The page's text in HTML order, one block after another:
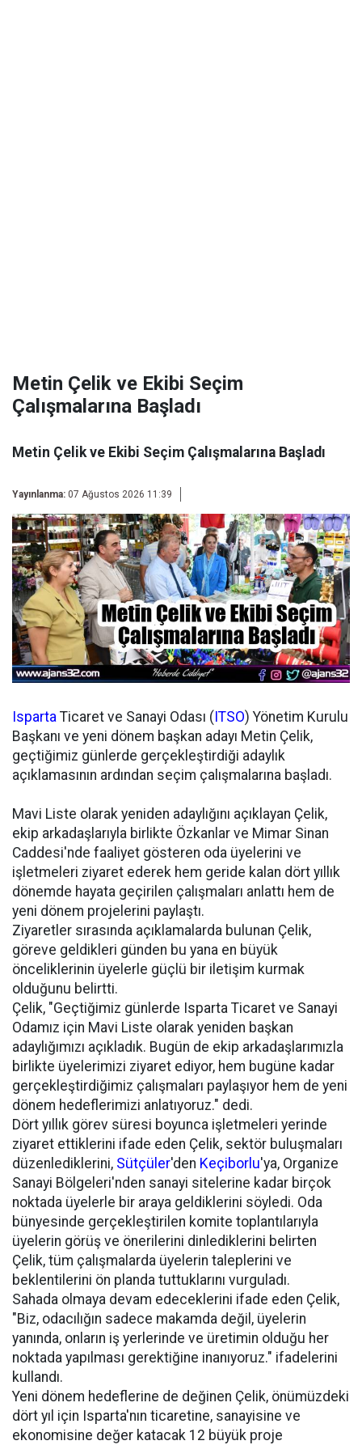
Metin Çelik ve Ekibi Seçim
Çalışmalarına Başladı
Metin Çelik ve Ekibi Seçim Çalışmalarına Başladı
Yayınlanma: 07 Ağustos 2026 11:39
Isparta Ticaret ve Sanayi Odası ( ITSO) Yönetim Kurulu
Başkanı ve yeni dönem başkan adayı Metin Çelik,
geçtiğimiz günlerde gerçekleştirdiği adaylık
açıklamasının ardından seçim çalışmalarına başladı.
Mavi Liste olarak yeniden adaylığını açıklayan Çelik,
ekip arkadaşlarıyla birlikte Özkanlar ve Mimar Sinan
Caddesi'nde faaliyet gösteren oda üyelerini ve
işletmeleri ziyaret ederek hem geride kalan dört yıllık
dönemde hayata geçirilen çalışmaları anlattı hem de
yeni dönem projelerini paylaştı.
Ziyaretler sırasında açıklamalarda bulunan Çelik,
göreve geldikleri günden bu yana en büyük
önceliklerinin üyelerle güçlü bir iletişim kurmak
olduğunu belirtti.
Çelik, "Geçtiğimiz günlerde Isparta Ticaret ve Sanayi
Odamız için Mavi Liste olarak yeniden başkan
adaylığımızı açıkladık. Bugün de ekip arkadaşlarımızla
birlikte üyelerimizi ziyaret ediyor, hem bugüne kadar
gerçekleştirdiğimiz çalışmaları paylaşıyor hem de yeni
dönem hedeflerimizi anlatıyoruz." dedi.
Dört yıllık görev süresi boyunca işletmeleri yerinde
ziyaret ettiklerini ifade eden Çelik, sektör buluşmaları
düzenlediklerini, Sütçüler'den Keçiborlu'ya, Organize
Sanayi Bölgeleri'nden sanayi sitelerine kadar birçok
noktada üyelerle bir araya geldiklerini söyledi. Oda
bünyesinde gerçekleştirilen komite toplantılarıyla
üyelerin görüş ve önerilerini dinlediklerini belirten
Çelik, tüm çalışmalarda üyelerin taleplerini ve
beklentilerini ön planda tuttuklarını vurguladı.
Sahada olmaya devam edeceklerini ifade eden Çelik,
"Biz, odacılığın sadece makamda değil, üyelerin
yanında, onların iş yerlerinde ve üretimin olduğu her
noktada yapılması gerektiğine inanıyoruz." ifadelerini
kullandı.
Yeni dönem hedeflerine de değinen Çelik, önümüzdeki
dört yıl için Isparta'nın ticaretine, sanayisine ve
ekonomisine değer katacak 12 büyük proje